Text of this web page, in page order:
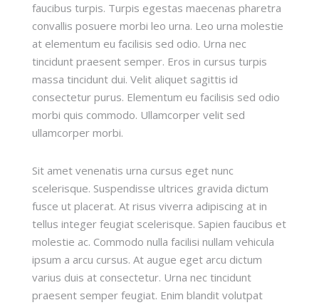
faucibus turpis. Turpis egestas maecenas pharetra
convallis posuere morbi leo urna. Leo urna molestie
at elementum eu facilisis sed odio. Urna nec
tincidunt praesent semper. Eros in cursus turpis
massa tincidunt dui. Velit aliquet sagittis id
consectetur purus. Elementum eu facilisis sed odio
morbi quis commodo. Ullamcorper velit sed
ullamcorper morbi.
Sit amet venenatis urna cursus eget nunc
scelerisque. Suspendisse ultrices gravida dictum
fusce ut placerat. At risus viverra adipiscing at in
tellus integer feugiat scelerisque. Sapien faucibus et
molestie ac. Commodo nulla facilisi nullam vehicula
ipsum a arcu cursus. At augue eget arcu dictum
varius duis at consectetur. Urna nec tincidunt
praesent semper feugiat. Enim blandit volutpat